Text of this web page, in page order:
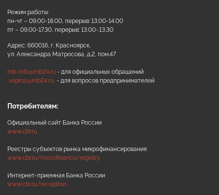
Режим работы:
пн-чт – 09.00-18.00, перерыв: 13.00-14.00
пт – 09.00-17.30, перерыв: 13.00-.13.30
Адрес: 660016, г. Красноярск,
ул. Александра Матросова, д.2, пом.47
mb-info@mb24.ru - для официальных обращений
vopros@mb24.ru - для вопросов предпринимателей
Потребителям:
Официальный сайт Банка России
www.cbr.ru
Реестры субъектов рынка микрофинансирования
www.cbr.ru/microfinance/registry
Интернет-приемная Банка России
www.cbr.ru/reception